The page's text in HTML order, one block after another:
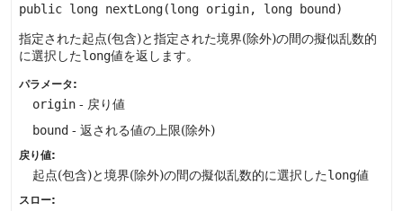
public long nextLong(long origin, long bound)
指定された起点(包含)と指定された境界(除外)の間の擬似乱数的
に選択したlong値を返します。
パラメータ:
origin - 戻り値
bound - 返される値の上限(除外)
戻り値:
起点(包含)と境界(除外)の間の擬似乱数的に選択したlong値
スロー: